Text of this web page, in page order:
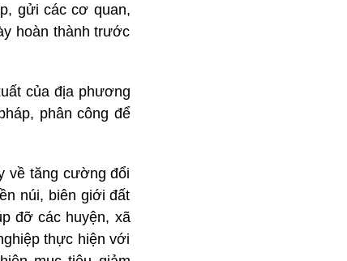
gửi các cơ quan,
hoàn thành trước
của địa phương
phân công để
về tăng cường đổi
núi, biên giới đất
đỡ các huyện, xã
thực hiện với